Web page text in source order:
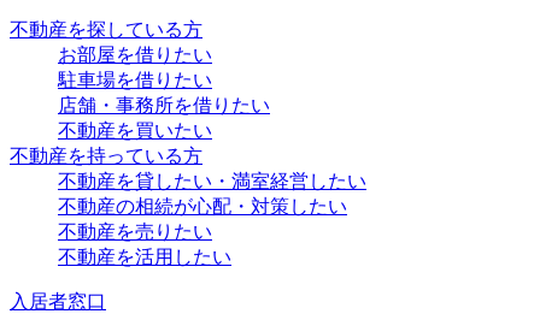
不動産を探している方
お部屋を借りたい
駐車場を借りたい
店舗・事務所を借りたい
不動産を買いたい
不動産を持っている方
不動産を貸したい・満室経営したい
不動産の相続が心配・対策したい
不動産を売りたい
不動産を活用したい
入居者窓口